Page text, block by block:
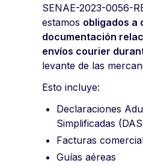
SENAE-2023-0056-
estamos obligados a
documentación
envíos courier
levante de las
Esto incluye:
Declaraciones
Simplificadas
Facturas
Guías aéreas